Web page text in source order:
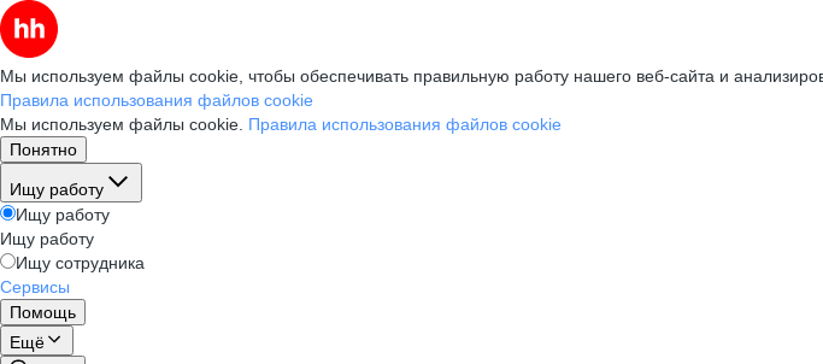
Мы используем файлы cookie, чтобы обеспечивать правильную работу нашего веб-сайта и
Правила использования файлов cookie
Мы используем файлы cookie. Правила использования файлов cookie
Понятно
Ищу работу
Ищу работу
Ищу работу
Ищу сотрудника
Сервисы
Помощь
Ещё